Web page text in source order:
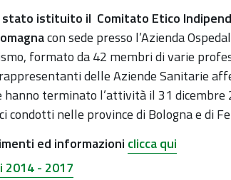
stato istituito il Comitato Etico
con sede presso l’Azienda
formato da 42 membri di varie
delle Aziende Sanitarie
hanno terminato l’attività il 31
condotti nelle province di Bologna e di
ed informazioni clicca qui
2014 - 2017